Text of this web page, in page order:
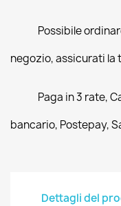
Possibile
negozio, assicurati la
Paga in 3 rate,
bancario, Postepay,
Dettagli del